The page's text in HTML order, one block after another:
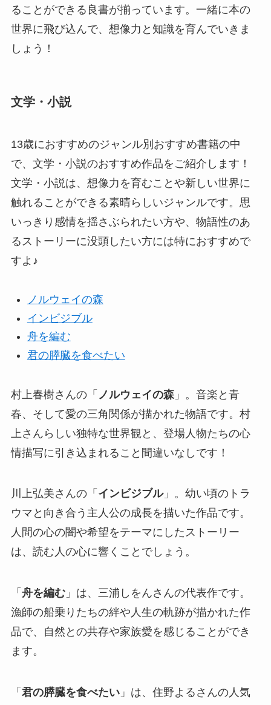
ることができる良書が揃っています。一緒に本の
世界に飛び込んで、想像力と知識を育んでいきま
しょう！
文学・小説
13歳におすすめのジャンル別おすすめ書籍の中
で、文学・小説のおすすめ作品をご紹介します！
文学・小説は、想像力を育むことや新しい世界に
触れることができる素晴らしいジャンルです。思
いっきり感情を揺さぶられたい方や、物語性のあ
るストーリーに没頭したい方には特におすすめで
すよ♪
ノルウェイの森
インビジブル
舟を編む
君の膵臓を食べたい
村上春樹さんの「 ノルウェイの森」。音楽と青
春、そして愛の三角関係が描かれた物語です。村
上さんらしい独特な世界観と、登場人物たちの心
情描写に引き込まれること間違いなしです！
川上弘美さんの「 インビジブル」。幼い頃のトラ
ウマと向き合う主人公の成長を描いた作品です。
人間の心の闇や希望をテーマにしたストーリー
は、読む人の心に響くことでしょう。
「 舟を編む」は、三浦しをんさんの代表作です。
漁師の船乗りたちの絆や人生の軌跡が描かれた作
品で、自然との共存や家族愛を感じることができ
ます。
「 君の膵臓を食べたい」は、住野よるさんの人気